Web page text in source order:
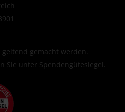
gemacht werden.
Sie unter Spendengütesiegel.